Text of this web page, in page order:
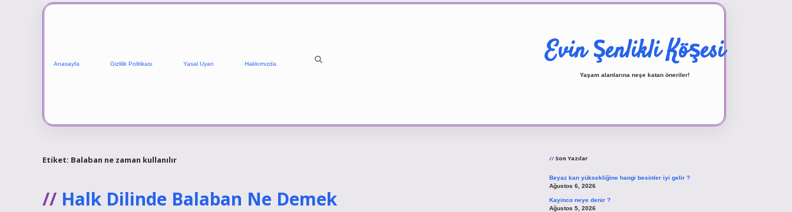
Anasayfa Gizlilik Politikası Yasal Uyarı Hakkımızda Evin Şenlikli Köşesi
Yaşam alanlarına neşe katan öneriler!
Etiket: Balaban ne zaman kullanılır
Halk Dilinde Balaban Ne Demek
Son Yazılar
Beyaz kan yüksekliğine hangi besinler iyi gelir ?
Ağustos 6, 2026
Kayinco neye denir ?
Ağustos 5, 2026